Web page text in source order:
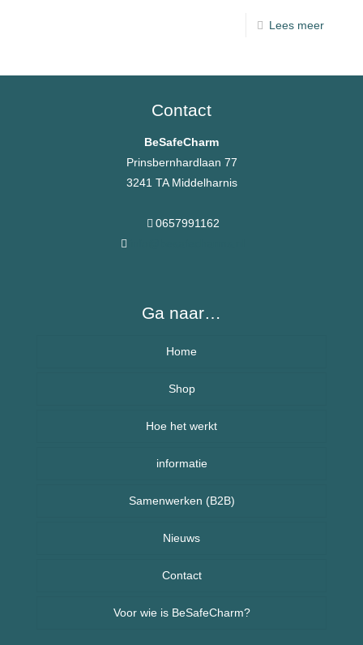
Lees meer
Contact
BeSafeCharm
Prinsbernhardlaan 77
3241 TA Middelharnis
0657991162
Ga naar…
Home
Over BeSafeCharm – ons verhaal
Shop
Armbanden
Kettingen
Kinderen
Sport sieraden
Hoe het werkt
informatie
Veelgestelde vragen (FAQ) – BeSafeCharm
Retourneren & herroepingsrecht
Samenwerken (B2B)
Nieuws
Nieuws uit Nederland
Nieuws uit Spanje
Contact
Voor wie is BeSafeCharm?